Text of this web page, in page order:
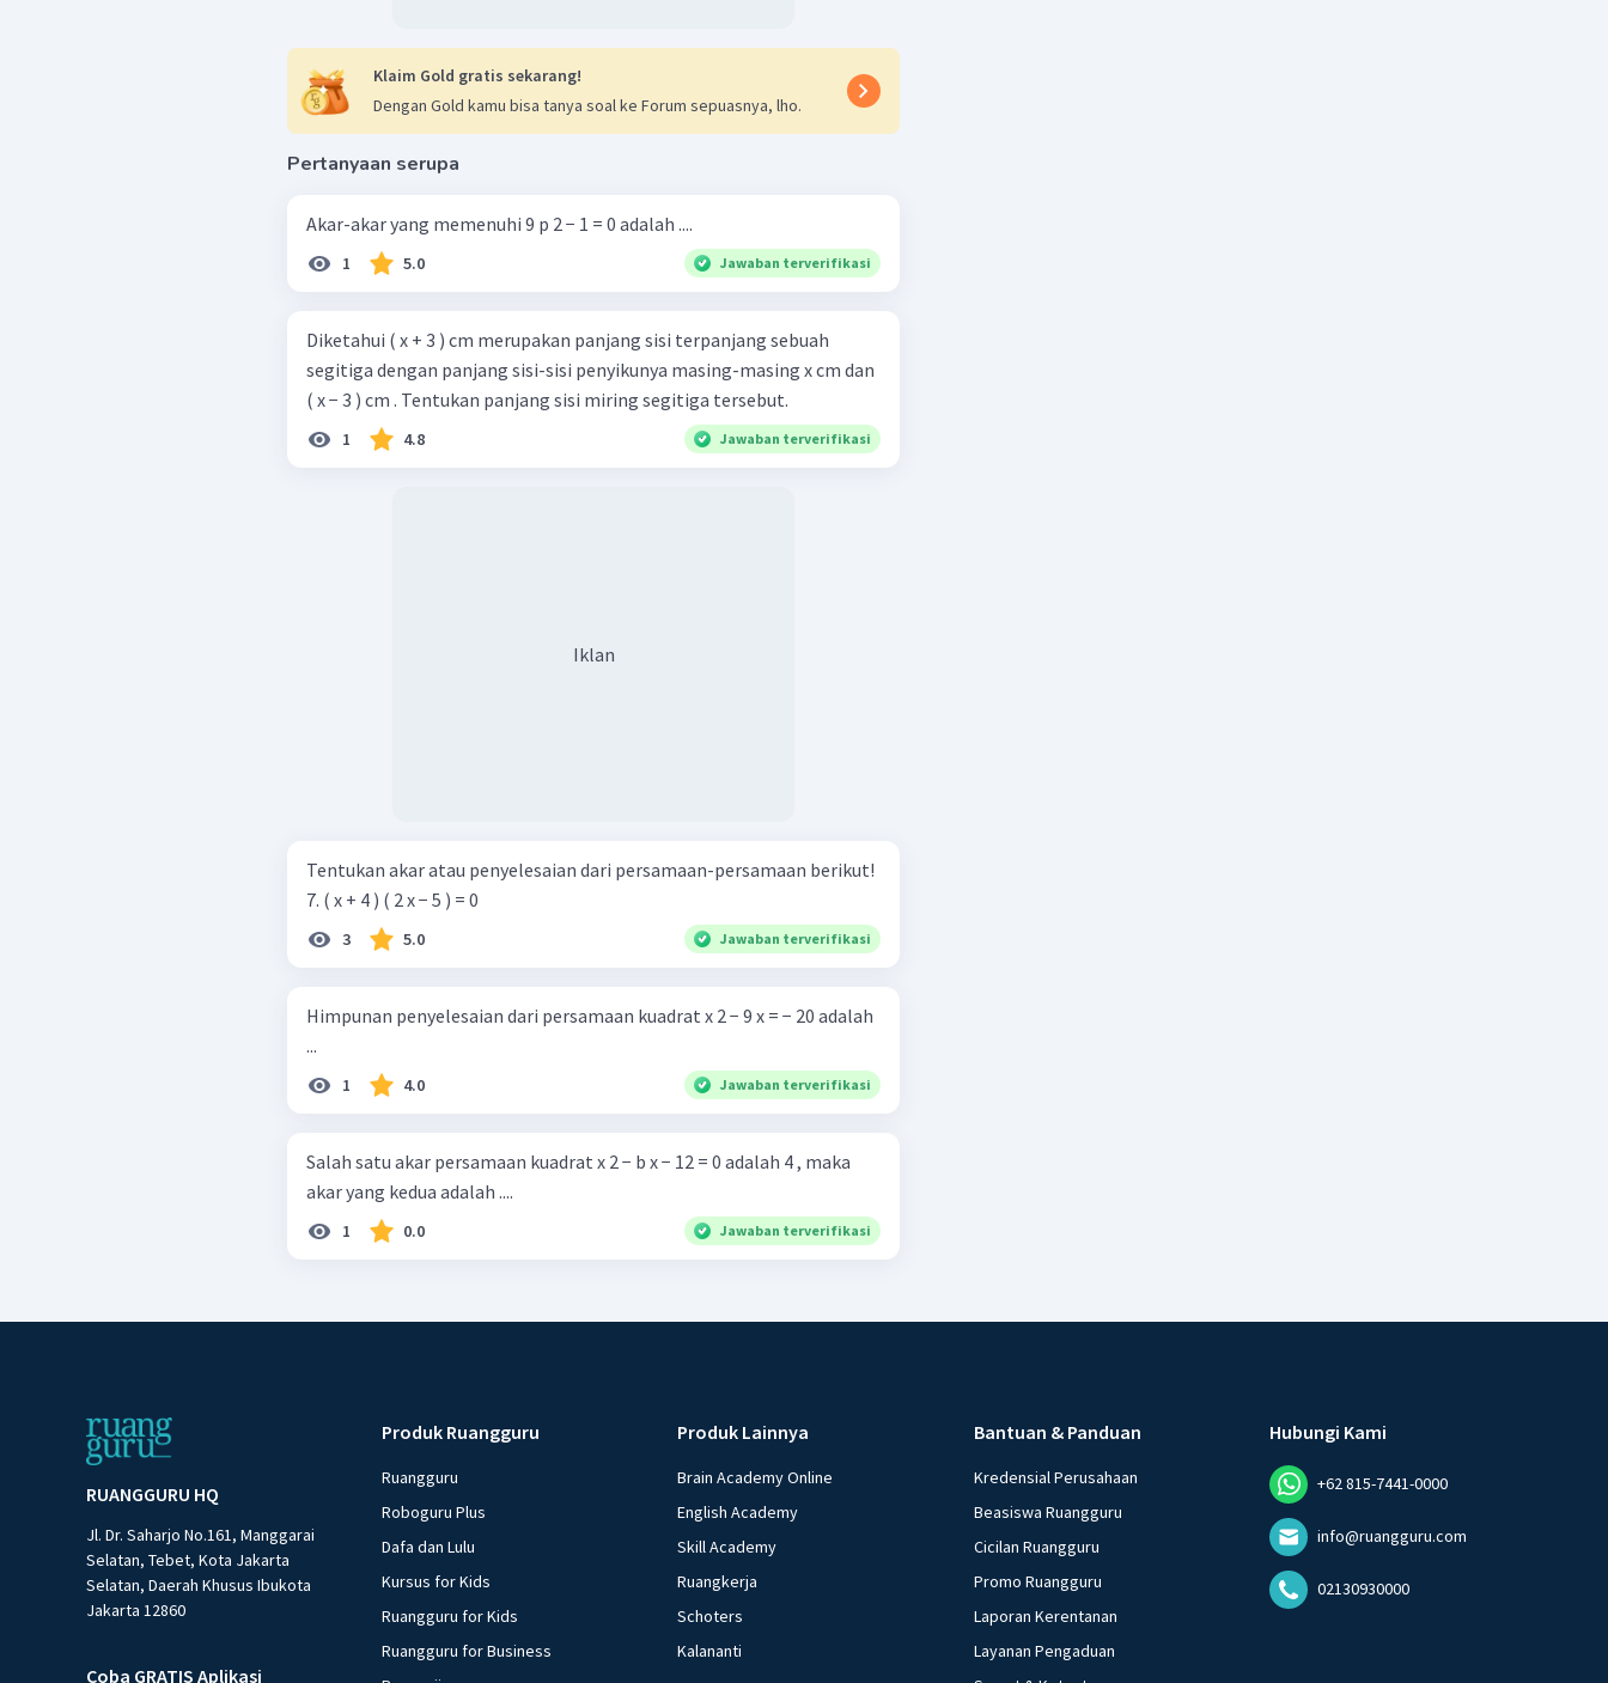
Klaim Gold gratis sekarang!
Dengan Gold kamu bisa tanya soal ke Forum sepuasnya, lho.
Pertanyaan serupa
Akar-akar yang memenuhi 9 p 2 − 1 = 0 adalah ....
1 5.0 Jawaban terverifikasi
Diketahui ( x + 3 ) cm merupakan panjang sisi terpanjang sebuah
segitiga dengan panjang sisi-sisi penyikunya masing-masing x cm dan
( x − 3 ) cm . Tentukan panjang sisi miring segitiga tersebut.
1 4.8 Jawaban terverifikasi
Iklan
Tentukan akar atau penyelesaian dari persamaan-persamaan berikut!
7. ( x + 4 ) ( 2 x − 5 ) = 0
3 5.0 Jawaban terverifikasi
Himpunan penyelesaian dari persamaan kuadrat x 2 − 9 x = − 20 adalah
...
1 4.0 Jawaban terverifikasi
Salah satu akar persamaan kuadrat x 2 − b x − 12 = 0 adalah 4 , maka
akar yang kedua adalah ....
1 0.0 Jawaban terverifikasi
RUANGGURU HQ
Jl. Dr. Saharjo No.161, Manggarai
Selatan, Tebet, Kota Jakarta
Selatan, Daerah Khusus Ibukota
Jakarta 12860
Coba GRATIS Aplikasi
Produk Ruangguru
Ruangguru
Roboguru Plus
Dafa dan Lulu
Kursus for Kids
Ruangguru for Kids
Ruangguru for Business
Produk Lainnya
Brain Academy Online
English Academy
Skill Academy
Ruangkerja
Schoters
Kalananti
Bantuan & Panduan
Kredensial Perusahaan
Beasiswa Ruangguru
Cicilan Ruangguru
Promo Ruangguru
Laporan Kerentanan
Layanan Pengaduan
Hubungi Kami
+62 815-7441-0000
info@ruangguru.com
02130930000